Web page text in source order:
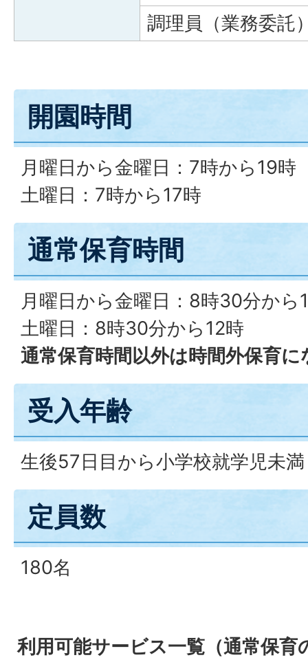
調理員（業務委託
開園時間
月曜日から金曜日：7時から19時
土曜日：7時から17時
通常保育時間
月曜日から金曜日：8時30分から
土曜日：8時30分から12時
通常保育時間以外は時間外保育
受入年齢
生後57日目から小学校就学児未満
定員数
180名
利用可能サービス一覧（通常保育